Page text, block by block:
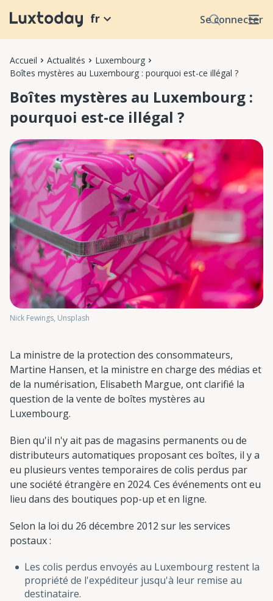
Se connecter
fr
Accueil Actualités
Luxembourg
Boîtes mystères au Luxembourg : pourquoi est-ce illégal ?
Boîtes mystères au Luxembourg :
pourquoi est-ce illégal ?
Nick Fewings, Unsplash
La ministre de la protection des consommateurs,
Martine Hansen, et la ministre en charge des médias et
de la numérisation, Elisabeth Margue, ont clarifié la
question de la vente de boîtes mystères au
Luxembourg.
Bien qu'il n'y ait pas de magasins permanents ou de
distributeurs automatiques proposant ces boîtes, il y a
eu plusieurs ventes temporaires de colis perdus par
une société étrangère en 2024. Ces événements ont eu
lieu dans des boutiques pop-up et en ligne.
Selon la loi du 26 décembre 2012 sur les services
postaux :
Les colis perdus envoyés au Luxembourg restent la
propriété de l'expéditeur jusqu'à leur remise au
destinataire.